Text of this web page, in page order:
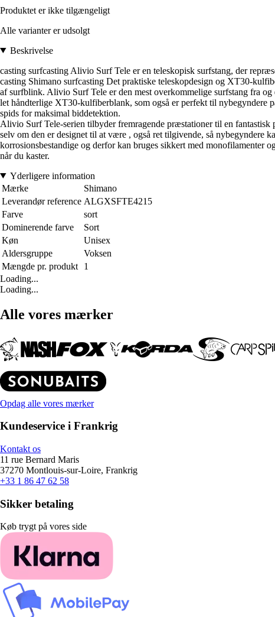
Produktet er ikke tilgængeligt
Alle varianter er udsolgt
Beskrivelse
casting surfcasting Alivio Surf Tele er en teleskopisk surfstang, der
casting Shimano surfcasting Det praktiske teleskopdesign og XT30-
af surfblink. Alivio Surf Tele er den mest overkommelige surfstang fra
let håndterlige XT30-kulfiberblank, som også er perfekt til nybegyndere
spids for maksimal biddetektion.
Alivio Surf Tele-serien tilbyder fremragende præstationer til en
selv om den er designet til at være , også ret tilgivende, så nybegyndere
korrosionsbestandige og derfor kan bruges sikkert med monofilamenter
når du kaster.
Yderligere information
Mærke
Shimano
Leverandør reference ALGXSFTE4215
Farve
sort
Dominerende farve
Sort
Køn
Unisex
Aldersgruppe
Voksen
Mængde pr. produkt
1
Loading...
Loading...
Alle vores mærker
Opdag alle vores mærker
Kundeservice i Frankrig
Kontakt os
11 rue Bernard Maris
37270 Montlouis-sur-Loire, Frankrig
+33 1 86 47 62 58
Sikker betaling
Køb trygt på vores side